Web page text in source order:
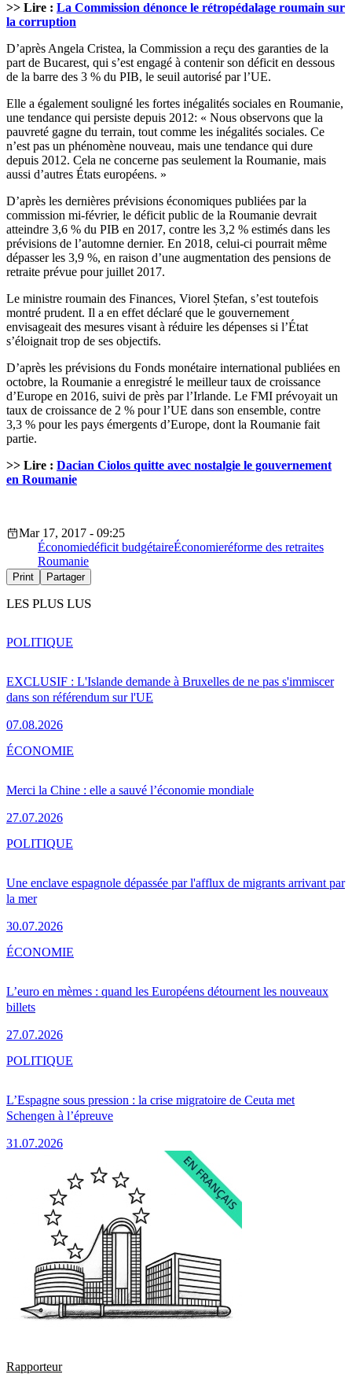
>> Lire : La Commission dénonce le rétropédalage roumain sur
la corruption
D’après Angela Cristea, la Commission a reçu des garanties de la
part de Bucarest, qui s’est engagé à contenir son déficit en dessous
de la barre des 3 % du PIB, le seuil autorisé par l’UE.
Elle a également souligné les fortes inégalités sociales en Roumanie,
une tendance qui persiste depuis 2012: « Nous observons que la
pauvreté gagne du terrain, tout comme les inégalités sociales. Ce
n’est pas un phénomène nouveau, mais une tendance qui dure
depuis 2012. Cela ne concerne pas seulement la Roumanie, mais
aussi d’autres États européens. »
D’après les dernières prévisions économiques publiées par la
commission mi-février, le déficit public de la Roumanie devrait
atteindre 3,6 % du PIB en 2017, contre les 3,2 % estimés dans les
prévisions de l’automne dernier. En 2018, celui-ci pourrait même
dépasser les 3,9 %, en raison d’une augmentation des pensions de
retraite prévue pour juillet 2017.
Le ministre roumain des Finances, Viorel Ștefan, s’est toutefois
montré prudent. Il a en effet déclaré que le gouvernement
envisageait des mesures visant à réduire les dépenses si l’État
s’éloignait trop de ses objectifs.
D’après les prévisions du Fonds monétaire international publiées en
octobre, la Roumanie a enregistré le meilleur taux de croissance
d’Europe en 2016, suivi de près par l’Irlande. Le FMI prévoyait un
taux de croissance de 2 % pour l’UE dans son ensemble, contre
3,3 % pour les pays émergents d’Europe, dont la Roumanie fait
partie.
>> Lire : Dacian Ciolos quitte avec nostalgie le gouvernement
en Roumanie
Mar 17, 2017 - 09:25
Économiedéficit budgétaireÉconomieréforme des retraites
Roumanie
Print Partager
LES PLUS LUS
EXCLUSIF : L'Islande demande à Bruxelles de ne pas s'immiscer
dans son référendum sur l'UE
07.08.2026
POLITIQUE
Merci la Chine : elle a sauvé l’économie mondiale
27.07.2026
ÉCONOMIE
Une enclave espagnole dépassée par l'afflux de migrants arrivant par
la mer
30.07.2026
POLITIQUE
L’euro en mèmes : quand les Européens détournent les nouveaux
billets
27.07.2026
ÉCONOMIE
L’Espagne sous pression : la crise migratoire de Ceuta met
Schengen à l’épreuve
31.07.2026
POLITIQUE
Rapporteur